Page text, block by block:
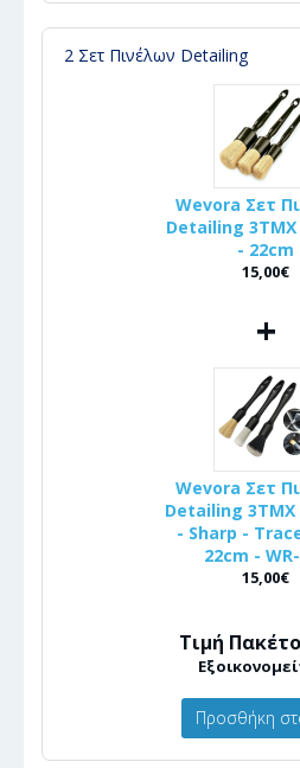
2 Σετ Πινέλων Detailing
Wevora Σετ
Detailing 3ΤΜΧ
- 22cm
15,00€
+
Wevora Σετ
Detailing 3ΤΜΧ
- Sharp -
22cm -
15,00€
Τιμή
Προσθήκη